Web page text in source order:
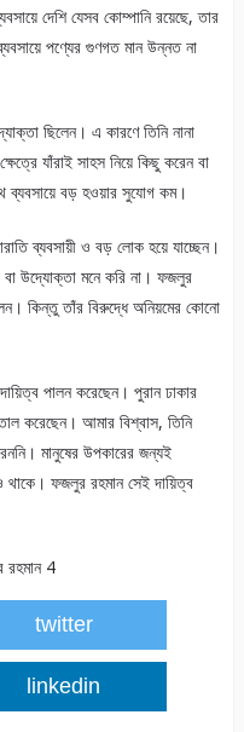
দেশি যেসব কোম্পানি রয়েছে, তার
পণ্যের গুণগত মান উন্নত না
ছিলেন। এ কারণে তিনি নানা
যাঁরাই সাহস নিয়ে কিছু করেন বা
ব্যবসায়ে বড় হওয়ার সুযোগ কম।
ব্যবসায়ী ও বড় লোক হয়ে যাচ্ছেন।
বা উদ্যোক্তা মনে করি না। ফজলুর
কিন্তু তাঁর বিরুদ্ধে অনিয়মের কোনো
পালন করেছেন। পুরান ঢাকার
করেছেন। আমার বিশ্বাস, তিনি
মানুষের উপকারের জন্যই
থাকে। ফজলুর রহমান সেই দায়িত্ব
twitter
linkedin